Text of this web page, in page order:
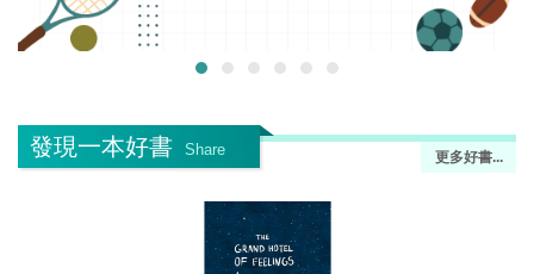
發現一本好書 Share 更多好書...